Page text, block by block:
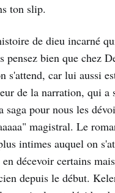
ton slip.
de dieu incarné
pensez bien que chez
s'attend, car lui aussi
de la narration, qui a
saga pour nous les
magistral. Le
intimes auquel on
décevoir certains
depuis le début.